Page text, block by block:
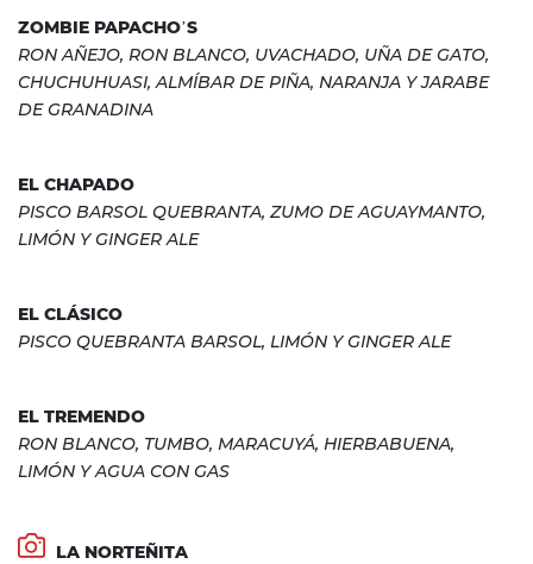
ZOMBIE PAPACHO’S
RON AÑEJO, RON BLANCO, UVACHADO, UÑA DE GATO,
CHUCHUHUASI, ALMÍBAR DE PIÑA, NARANJA Y JARABE
DE GRANADINA
EL CHAPADO
PISCO BARSOL QUEBRANTA, ZUMO DE AGUAYMANTO,
LIMÓN Y GINGER ALE
EL CLÁSICO
PISCO QUEBRANTA BARSOL, LIMÓN Y GINGER ALE
EL TREMENDO
RON BLANCO, TUMBO, MARACUYÁ, HIERBABUENA,
LIMÓN Y AGUA CON GAS
LA NORTEÑITA